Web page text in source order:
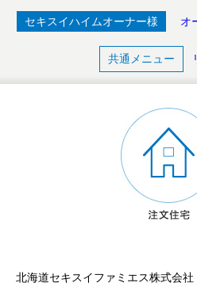
セキスイハイムオーナー様 オ
共通メニュー
北海道セキスイファミエス株式